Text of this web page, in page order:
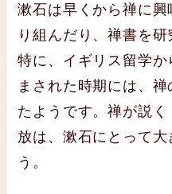
漱石は早くから禅に
り組んだり、禅書を研
特に、イギリス留学
まされた時期には、
たようです。禅が説
放は、漱石にとって
う。